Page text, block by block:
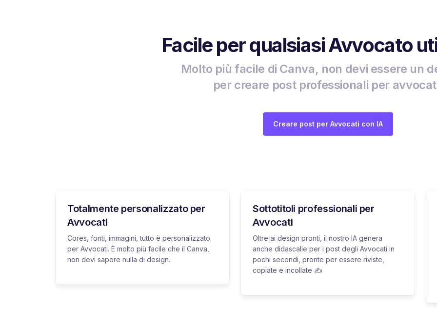
Facile per qualsiasi Avvocato
Molto più facile di Canva, non devi essere un
per creare post professionali per
Creare post per Avvocati con IA
Totalmente personalizzato per
Avvocati
Cores, fonti, immagini, tutto è personalizzato
per Avvocati. È molto più facile che il Canva,
non devi sapere nulla di design.
Sottotitoli professionali per
Avvocati
Oltre ai design pronti, il nostro IA genera
anche didascalie per i post degli Avvocati in
pochi secondi, pronte per essere riviste,
copiate e incollate ✍️